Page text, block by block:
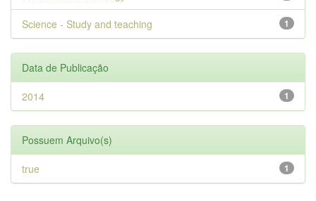
1
Science - Study and teaching
Data de Publicação
1
2014
Possuem Arquivo(s)
1
true